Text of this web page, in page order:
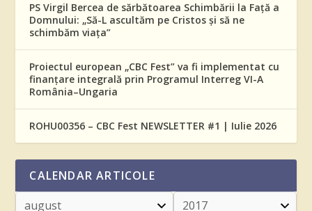
PS Virgil Bercea de sărbătoarea Schimbării la Față a
Domnului: „Să-L ascultăm pe Cristos și să ne
schimbăm viața”
Proiectul european „CBC Fest” va fi implementat cu
finanțare integrală prin Programul Interreg VI-A
România–Ungaria
ROHU00356 – CBC Fest NEWSLETTER #1 | Iulie 2026
CALENDAR ARTICOLE